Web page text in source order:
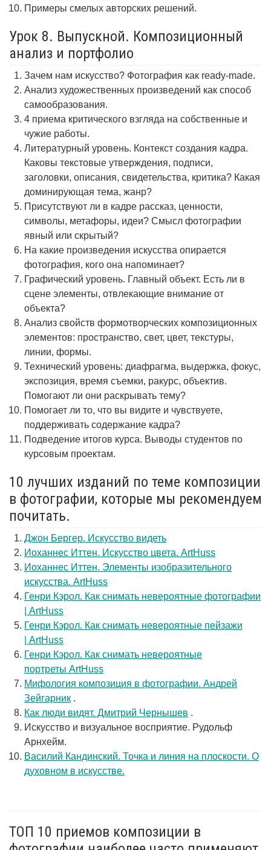
Примеры смелых авторских решений.
Урок 8. Выпускной. Композиционный
анализ и портфолио
Зачем нам искусство? Фотография как ready-made.
Анализ художественных произведений как способ
самообразования.
4 приема критического взгляда на собственные и
чужие работы.
Литературный уровень. Контекст создания кадра.
Каковы текстовые утверждения, подписи,
заголовки, описания, свидетельства, критика? Какая
доминирующая тема, жанр?
Присутствуют ли в кадре рассказ, ценности,
символы, метафоры, идеи? Смысл фотографии
явный или скрытый?
На какие произведения искусства опирается
фотография, кого она напоминает?
Графический уровень. Главный объект. Есть ли в
сцене элементы, отвлекающие внимание от
объекта?
Анализ свойств формотворческих композиционных
элементов: пространство, свет, цвет, текстуры,
линии, формы.
Технический уровень: диафрагма, выдержка, фокус,
экспозиция, время съемки, ракурс, объектив.
Помогают ли они раскрывать тему?
Помогает ли то, что вы видите и чувствуете,
поддерживать содержание кадра?
Подведение итогов курса. Выводы студентов по
курсовым проектам.
10 лучших изданий по теме композиции
в фотографии, которые мы рекомендуем
почитать.
Джон Бергер. Искусство видеть
Иоханнес Иттен. Искусство цвета. ArtHuss
Иоханнес Иттен. Элементы изобразительного
искусства. ArtHuss
Генри Кэрол. Как снимать невероятные фотографии
| ArtHuss
Генри Кэрол. Как снимать невероятные пейзажи
| ArtHuss
Генри Кэрол. Как снимать невероятные
портреты ArtHuss
Мифология композиция в фотографии. Андрей
Зейгарник .
Как люди видят. Дмитрий Чернышев .
Искусство и визуальное восприятие. Рудольф
Арнхейм.
Василий Кандинский. Точка и линия на плоскости. О
духовном в искусстве.
ТОП 10 приемов композиции в